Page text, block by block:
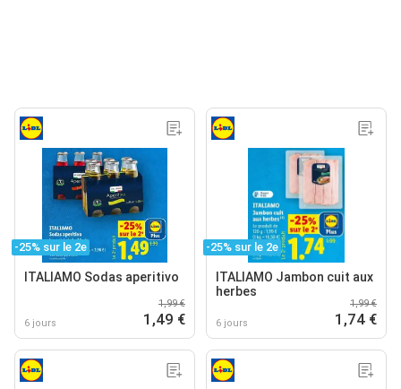
-25% sur le 2e
ITALIAMO Sodas aperitivo
6 jours
1,99 €
1,49 €
-25% sur le 2e
ITALIAMO Jambon cuit aux
herbes
6 jours
1,99 €
1,74 €